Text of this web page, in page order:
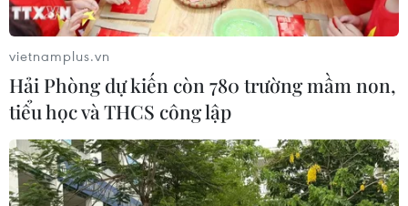
Mỹ Joe Biden đã áp đặt lệnh cấm xuất khẩu chip máy
tính nghiêm ngặt và sâu rộng nhất đối với Trung Quốc
từ trước đến nay.
vietnamplus.vn
Hải Phòng dự kiến còn 780 trường mầm non,
tiểu học và THCS công lập